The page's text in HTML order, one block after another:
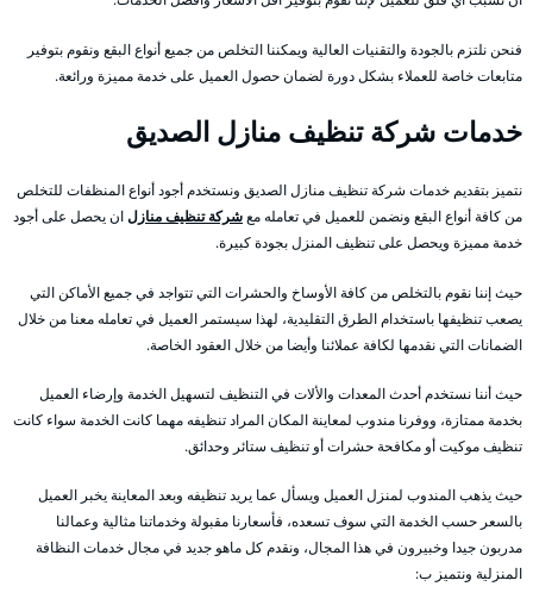
فنحن نلتزم بالجودة والتقنيات العالية ويمكننا التخلص من جميع أنواع البقع ونقوم بتوفير
متابعات خاصة للعملاء بشكل دورة لضمان حصول العميل على خدمة مميزة ورائعة.
خدمات شركة تنظيف منازل الصديق
نتميز بتقديم خدمات شركة تنظيف منازل الصديق ونستخدم أجود أنواع المنظفات للتخلص
من كافة أنواع البقع ونضمن للعميل في تعامله معشركة تنظيف منازلان يحصل على أجود
خدمة مميزة ويحصل على تنظيف المنزل بجودة كبيرة.
حيث إننا نقوم بالتخلص من كافة الأوساخ والحشرات التي تتواجد في جميع الأماكن التي
يصعب تنظيفها باستخدام الطرق التقليدية، لهذا سيستمر العميل في تعامله معنا من خلال
الضمانات التي نقدمها لكافة عملائنا وأيضا من خلال العقود الخاصة.
حيث أننا نستخدم أحدث المعدات والألات في التنظيف لتسهيل الخدمة وإرضاء العميل
بخدمة ممتازة، ووفرنا مندوب لمعاينة المكان المراد تنظيفه مهما كانت الخدمة سواء كانت
تنظيف موكيت أو مكافحة حشرات أو تنظيف ستائر وحدائق.
حيث يذهب المندوب لمنزل العميل ويسأل عما يريد تنظيفه وبعد المعاينة يخبر العميل
بالسعر حسب الخدمة التي سوف تسعده، فأسعارنا مقبولة وخدماتنا مثالية وعمالنا
مدربون جيدا وخبيرون في هذا المجال، ونقدم كل ماهو جديد في مجال خدمات النظافة
المنزلية ونتميز ب: